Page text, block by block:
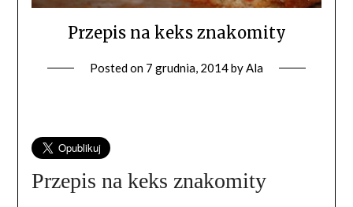
Przepis na keks znakomity
Posted on 7 grudnia, 2014byAla
Przepis na keks znakomity